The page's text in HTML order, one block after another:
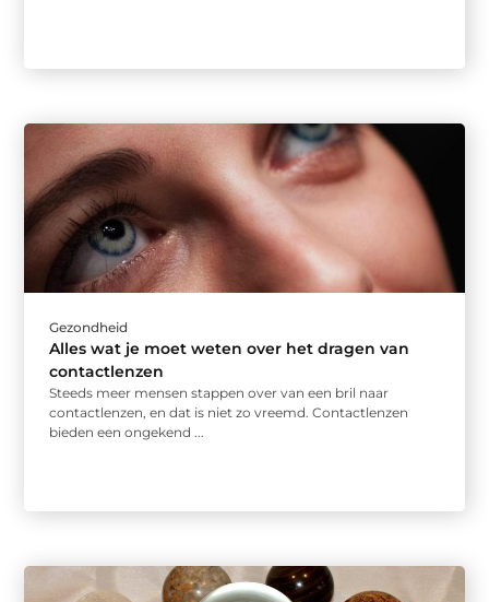
Gezondheid
Alles wat je moet weten over het dragen van
contactlenzen
Steeds meer mensen stappen over van een bril naar
contactlenzen, en dat is niet zo vreemd. Contactlenzen
bieden een ongekend ...